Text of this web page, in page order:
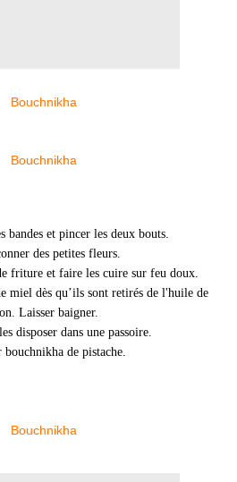
bandes et pincer les deux bouts.
des petites fleurs.
friture et faire les cuire sur feu doux.
miel dès qu’ils sont retirés de l'huile de
Laisser baigner.
disposer dans une passoire.
bouchnikha de pistache.